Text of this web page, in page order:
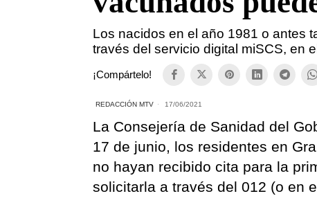
Los nacidos en el año 1981 o antes
través del servicio digital miSCS, en
¡Compártelo!
REDACCIÓN MTV 17/06/2021
La Consejería de Sanidad del
17 de junio, los residentes en
no hayan recibido cita para la
solicitarla a través del 012 (o en